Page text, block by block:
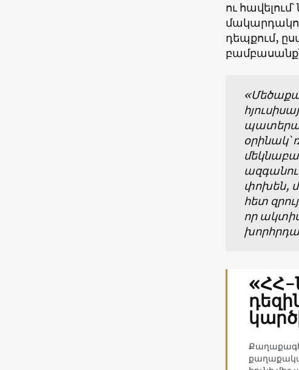
ու
դեպքում,
փոխեն,
հետ
որ
«ՀՀ-